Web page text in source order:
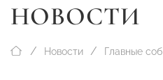
НОВОСТИ
Новости Главные